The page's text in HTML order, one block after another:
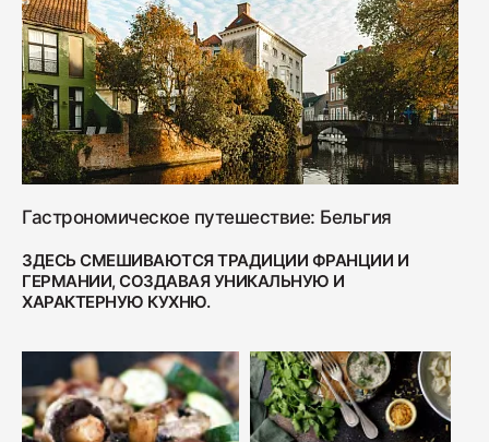
Гастрономическое путешествие: Бельгия
ЗДЕСЬ СМЕШИВАЮТСЯ ТРАДИЦИИ ФРАНЦИИ И
ГЕРМАНИИ, СОЗДАВАЯ УНИКАЛЬНУЮ И
ХАРАКТЕРНУЮ КУХНЮ.